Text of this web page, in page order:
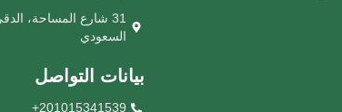
31 شارع المساحة،
السعودي
بيانات التواصل
201015341539+